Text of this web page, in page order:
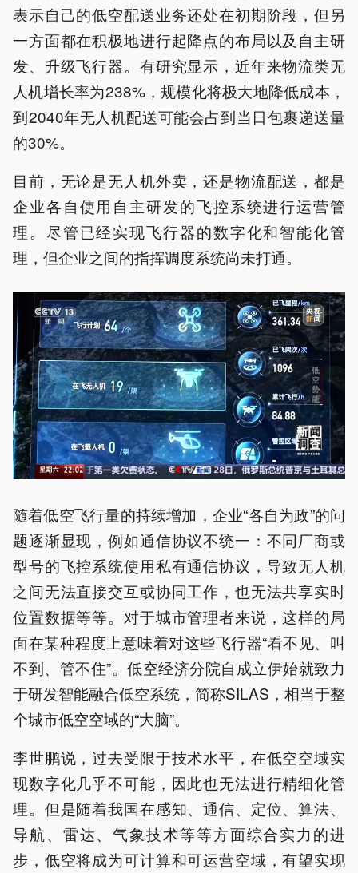
表示自己的低空配送业务还处在初期阶段，但另
一方面都在积极地进行起降点的布局以及自主研
发、升级飞行器。有研究显示，近年来物流类无
人机增长率为238%，规模化将极大地降低成本，
到2040年无人机配送可能会占到当日包裹递送量
的30%。
目前，无论是无人机外卖，还是物流配送，都是
企业各自使用自主研发的飞控系统进行运营管
理。尽管已经实现飞行器的数字化和智能化管
理，但企业之间的指挥调度系统尚未打通。
随着低空飞行量的持续增加，企业“各自为政”的问
题逐渐显现，例如通信协议不统一：不同厂商或
型号的飞控系统使用私有通信协议，导致无人机
之间无法直接交互或协同工作，也无法共享实时
位置数据等等。对于城市管理者来说，这样的局
面在某种程度上意味着对这些飞行器“看不见、叫
不到、管不住”。低空经济分院自成立伊始就致力
于研发智能融合低空系统，简称SILAS，相当于整
个城市低空空域的“大脑”。
李世鹏说，过去受限于技术水平，在低空空域实
现数字化几乎不可能，因此也无法进行精细化管
理。但是随着我国在感知、通信、定位、算法、
导航、雷达、气象技术等等方面综合实力的进
步，低空将成为可计算和可运营空域，有望实现